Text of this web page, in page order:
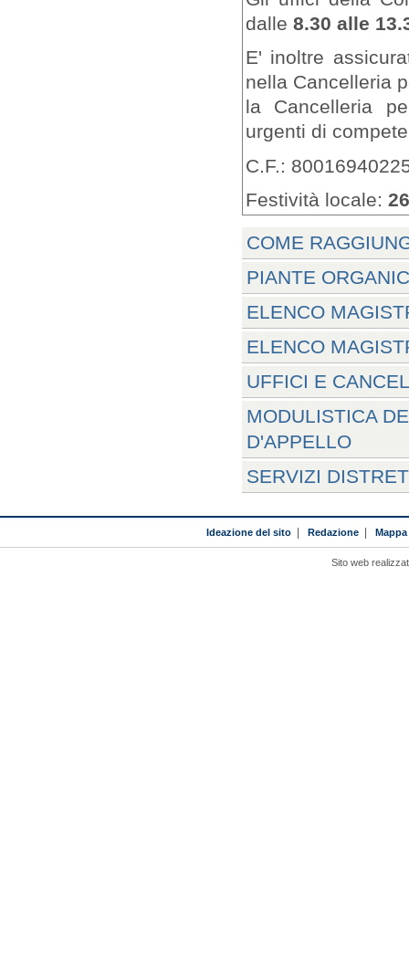
dalle 8.30 alle
E' inoltre
nella Cancelleria
la Cancelleria
urgenti di
C.F.:
Festività locale:
COME
PIANTE
ELENCO
ELENCO
UFFICI E
MODULISTICA
D'APPELLO
SERVIZI
Ideazione del sito| Redazione|
Sito web